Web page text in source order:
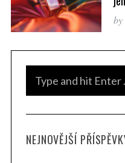
by
c
NEJNOVĚJŠÍ